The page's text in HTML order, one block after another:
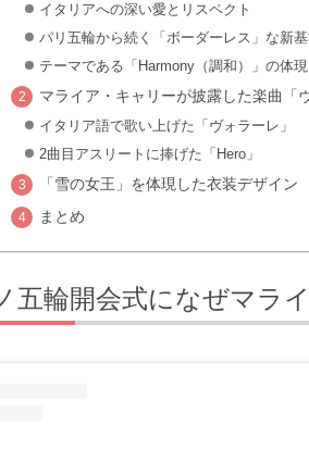
イタリアへの深い愛とリスペクト
パリ五輪から続く「ボーダーレス」な新
テーマである「Harmony（調和）」の体現
マライア・キャリーが披露した楽曲「
イタリア語で歌い上げた「ヴォラーレ」
2曲目アスリートに捧げた「Hero」
「雪の女王」を体現した衣装デザイン
まとめ
五輪開会式になぜマラ